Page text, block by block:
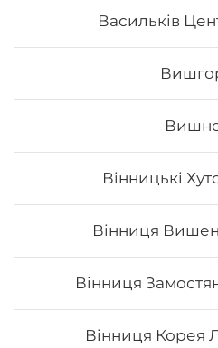
Васильків
Вінницькі
Вінниця
Вінниця
Вінниця Корея
Футомак з лососем
Вага: 275 г Склад: норі, рис,
₴